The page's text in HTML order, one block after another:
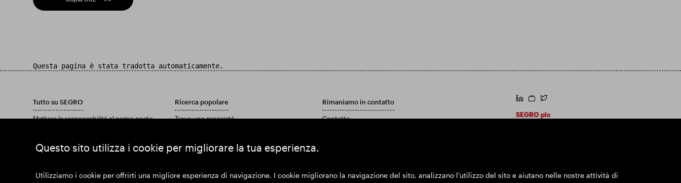
Questo sito utilizza i cookie per migliorare la tua esperienza.
Utilizziamo i cookie per offrirti una migliore esperienza di navigazione. I cookie migliorano la navigazione del sito, analizzano l'utilizzo del sito e aiutano nelle nostre attività di
Questa pagina è stata tradotta automaticamente.
Tutto su SEGRO
Mettere la responsabilità al primo posto
Approfondimenti
Ricerca popolare
Trova una proprietà
Scarica il nostro rapporto annuale e conti
Rimaniamo in contatto
Contatto
https://www.linkedin.com/
https://www.youtube.com/
https://twitter.com/segroplc
SEGRO plc